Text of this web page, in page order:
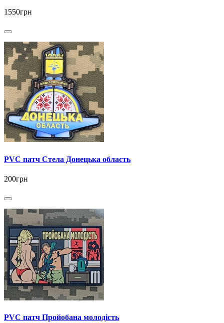
1550грн
PVC патч Стела Донецька область
200грн
PVC патч Пройобана молодість